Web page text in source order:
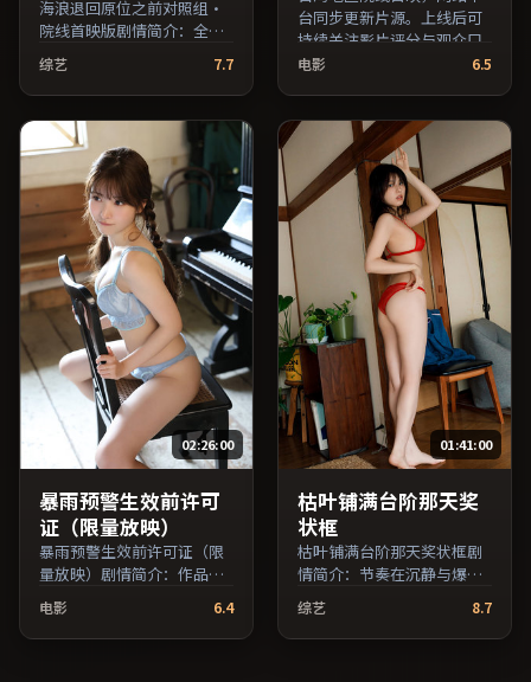
海浪退回原位之前对照组·
院线首映版剧情简介：全片
在时间与记忆的缝隙里穿
梭，配乐与声场强化了情绪
的层次感；由朴赞郁执导，
长泽雅美、孙俪、梁朝伟等
主演，泰国出品，犯罪类
型，2021年上映 / 2021年7
月20日于泰国地区院线首
映，网络平台同步更新片
源。欢迎结合演员代表作与
导演序列作品一并检索观
看。（国产影视资源大全免
费条目索引，支持片名与演
员交叉检索。）
综艺 7.7
台同步更新片源。上线后可
持续关注影片评分与观众口
碑走势。（国产影视资源大
电影 6.5
02:26:00
暴雨预警生效前许可
证（限量放映）
暴雨预警生效前许可证（限
量放映）剧情简介：作品关
像质感兼顾院线观感与流媒
体清晰度；由韦家辉执导，
电影 6.4
01:41:00
枯叶铺满台阶那天奖
状框
枯叶铺满台阶那天奖状框剧
情简介：节奏在沉静与爆发
之间交替，悬念逐步揭开却
保留开放式回味；由维伦纽
瓦执导，秦昊、汤唯、亚当
综艺 8.7